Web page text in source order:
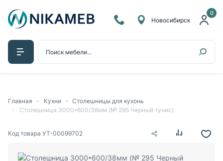
0
Новосибирск
Главная Кухни
Столешницы для кухонь
Столешница 3000*600/38мм (№ 295 Черный тунис)
Код товара УТ-00099702